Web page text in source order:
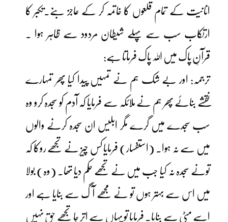
انانیت کے تمام قلعوں کا خاتمہ کر کے عاجز بنے۔تکبر کا
ارتکاب سب سے پہلے شیطان مردود سے ظاہر ہوا ۔
قرآنِ پاک میں اللہ پاک فرماتا ہے:
ترجمہ: اور بے شک ہم نے تمہیں پیدا کیا پھر تمہارے
نقشے بنائے پھر ہم نے ملائکہ سے فرمایا کہ آدم کو سجدہ کرو وہ
سب سجدے میں گرے مگر ابلیس ان سجدہ کرنے والوں
میں سے نہ ہوا۔ (استفسار) فرمایا کس چیز نے تجھے روکا کہ
تونے سجدہ نہ کیا جب میں نے تجھے حکم دیا تھا۔ (وہ) بولا
میں اس سے بہتر ہوں تو نے مجھے آگ سے بنایا ہے اور
اسے مٹی سے بنایا۔ فرمایا تو یہاں سے اتر جا تجھے حق نہیں